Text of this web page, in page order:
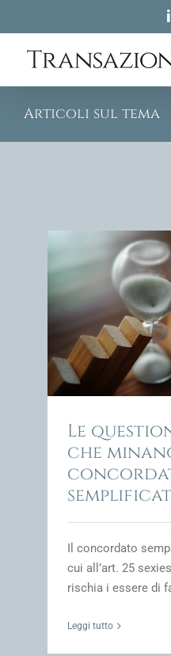
content
Articoli sul tema
Le
che
Il concordato
cui all’art. 25
rischia i essere di
Leggi tutto